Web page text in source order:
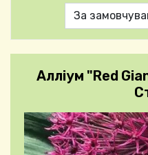
Алліум "Red